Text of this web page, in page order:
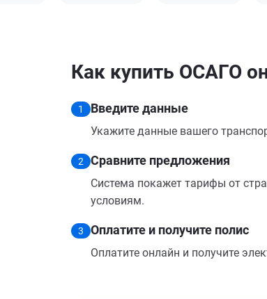
Как купить ОСАГО
1 Введите данные
Укажите данные вашего
2 Сравните предложения
Система покажет тарифы от
условиям.
3 Оплатите и получите полис
Оплатите онлайн и получите